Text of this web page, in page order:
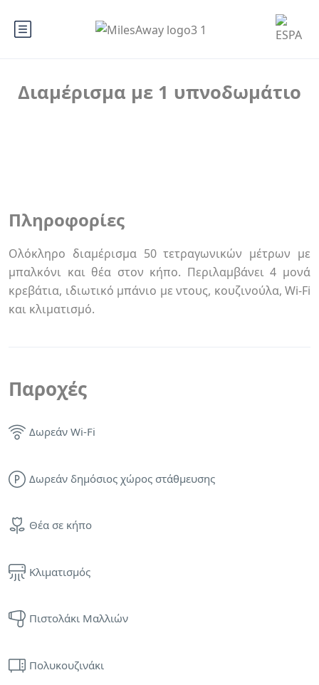
Διαμέρισμα με 1 υπνοδωμάτιο
Πληροφορίες
Ολόκληρο διαμέρισμα 50 τετραγωνικών μέτρων με
μπαλκόνι και θέα στον κήπο. Περιλαμβάνει 4 μονά
κρεβάτια, ιδιωτικό μπάνιο με ντους, κουζινούλα, Wi-Fi
και κλιματισμό.
Παροχές
Δωρεάν Wi-Fi
Δωρεάν δημόσιος χώρος στάθμευσης
Θέα σε κήπο
Κλιματισμός
Πιστολάκι Μαλλιών
Πολυκουζινάκι